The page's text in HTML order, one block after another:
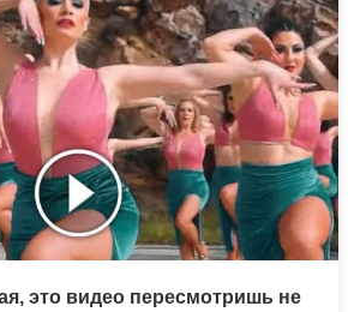
это видео пересмотришь не